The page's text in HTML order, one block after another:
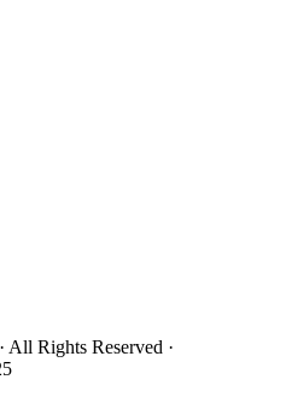
All Rights Reserved ·